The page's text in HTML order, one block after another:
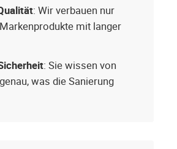
: Wir verbauen nur
mit langer
: Sie wissen von
was die Sanierung